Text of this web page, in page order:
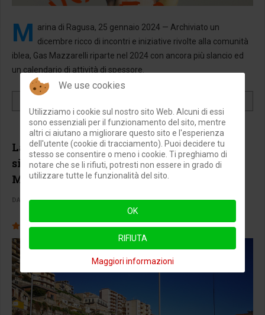
M arina di Ragusa, 25 gennaio 2024 — Archiviato un
dicembre ricco di incontri e iniziative rivolte alla comunità
iblea, Gas Mazzarelli riparte nel 2024 con ancora più slancio ed
un calendario di attività di spessore.
La valorizzazione oltre la messa in
sicurezza della rimessa locomotive di
Modica
DANIELE PAVONE RAGUSA E DINTORNI 17 GENNAIO 2024 VISITE: 6339
Valutazione attuale:1.5/5
We use cookies
Utilizziamo i cookie sul nostro sito Web. Alcuni di essi
sono essenziali per il funzionamento del sito, mentre
altri ci aiutano a migliorare questo sito e l'esperienza
dell'utente (cookie di tracciamento). Puoi decidere tu
stesso se consentire o meno i cookie. Ti preghiamo di
notare che se li rifiuti, potresti non essere in grado di
utilizzare tutte le funzionalità del sito.
OK
RIFIUTA
Maggiori informazioni